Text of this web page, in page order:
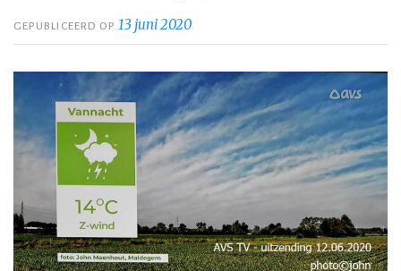
GEPUBLICEERD OP13 juni 2020